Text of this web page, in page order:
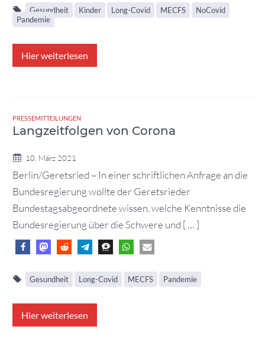
Gesundheit Kinder Long-Covid MECFS
NoCovid
Pandemie
Hier weiterlesen
PRESSEMITTEILUNGEN
Langzeitfolgen von Corona
10. März 2021
Berlin/Geretsried – In einer schriftlichen Anfrage an die
Bundesregierung wollte der Geretsrieder
Bundestagsabgeordnete wissen, welche Kenntnisse die
Bundesregierung über die Schwere und [ … ]
Gesundheit Long-Covid MECFS Pandemie
Hier weiterlesen